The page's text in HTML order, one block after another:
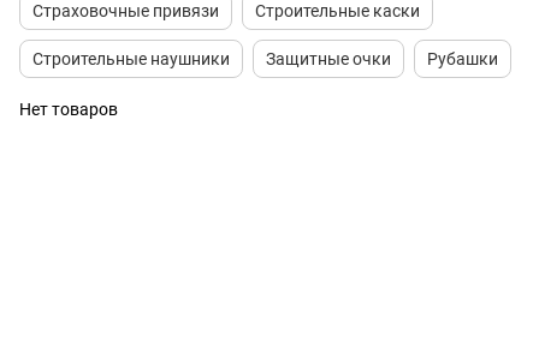
Страховочные привязи Строительные каски
Строительные наушники Защитные очки Рубашки
Нет товаров